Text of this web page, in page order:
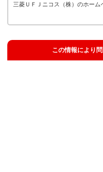
三菱ＵＦＪニコス（株）のホーム
この情報により